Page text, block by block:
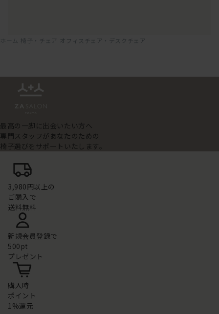
ホーム 椅子・チェア オフィスチェア・デスクチェア
最高の一脚に出会いたい方へ
専門スタッフがあなたのための
椅子選びをサポートいたします。
3,980円以上の
ご購入で
送料無料
新規会員登録で
500pt
プレゼント
購入時
ポイント
1%還元